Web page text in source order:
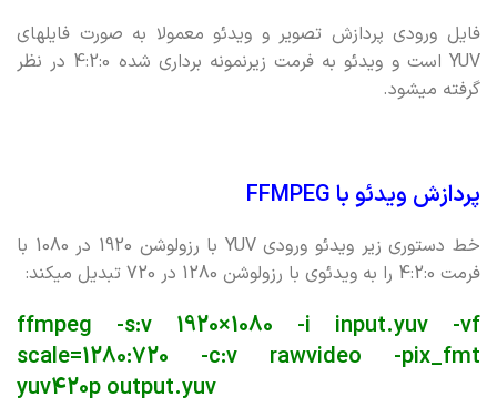
فایل ورودی پردازش تصویر و ویدئو معمولا به صورت فایلهای
YUV است و ویدئو به فرمت زیرنمونه برداری شده 4:2:0 در نظر
گرفته میشود.
پردازش ویدئو با FFMPEG
خط دستوری زیر ویدئو ورودی YUV با رزولوشن 1920 در 1080 با
فرمت 4:2:0 را به ویدئوی با رزولوشن 1280 در 720 تبدیل میکند:
ffmpeg -s:v 1920×1080 -i input.yuv -vf
scale=1280:720 -c:v rawvideo -pix_fmt
yuv420p output.yuv